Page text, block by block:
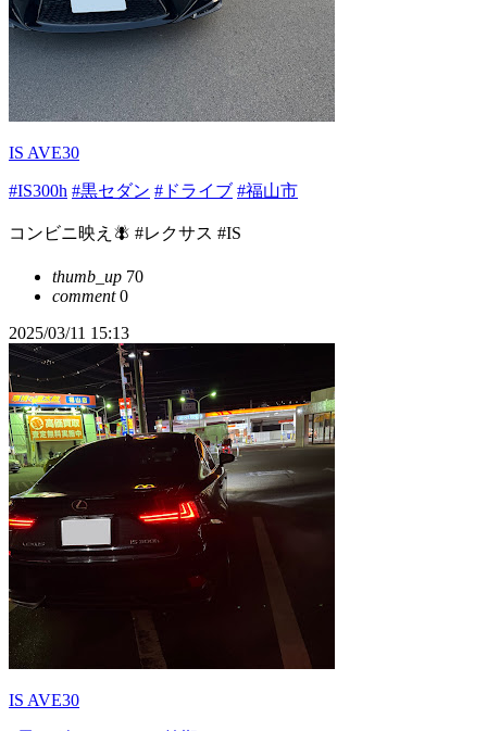
IS AVE30
#IS300h #黒セダン #ドライブ #福山市
コンビニ映え🪰 #レクサス #IS
thumb_up 70
comment0
2025/03/11 15:13
IS AVE30